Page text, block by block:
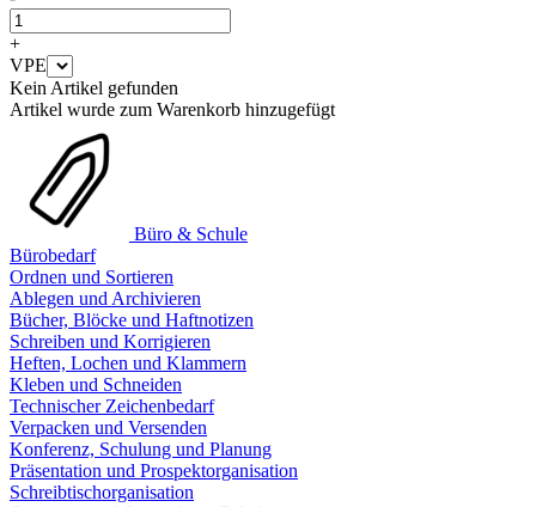
+
VPE
Kein Artikel gefunden
Artikel wurde zum Warenkorb hinzugefügt
Büro & Schule
Bürobedarf
Ordnen und Sortieren
Ablegen und Archivieren
Bücher, Blöcke und Haftnotizen
Schreiben und Korrigieren
Heften, Lochen und Klammern
Kleben und Schneiden
Technischer Zeichenbedarf
Verpacken und Versenden
Konferenz, Schulung und Planung
Präsentation und Prospektorganisation
Schreibtischorganisation